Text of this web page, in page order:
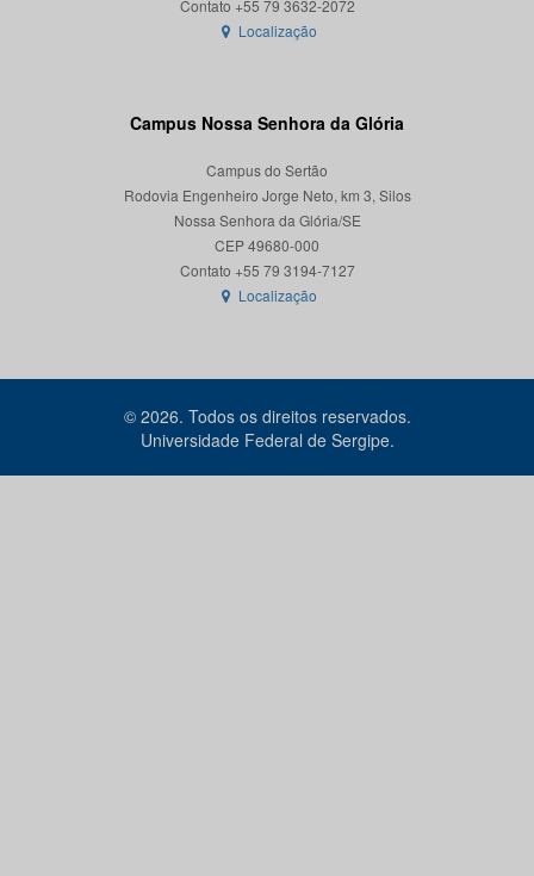
Localização
Campus Nossa Senhora da Glória
Campus do Sertão
Rodovia Engenheiro Jorge Neto, km 3, Silos
Nossa Senhora da Glória/SE
CEP 49680-000
Contato +55 79 3194-7127
Localização
© 2026. Todos os direitos reservados.
Universidade Federal de Sergipe.